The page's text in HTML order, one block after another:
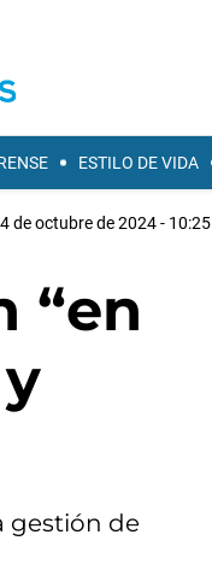
ESTILO DE VIDA
de octubre de 2024 - 10:25
“en
gestión de